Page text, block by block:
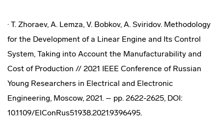
· T. Zhoraev, A. Lemza, V. Bobkov, A. Sviridov. Methodology
for the Development of a Linear Engine and Its Control
System, Taking into Account the Manufacturability and
Cost of Production // 2021 IEEE Conference of Russian
Young Researchers in Electrical and Electronic
Engineering, Moscow, 2021. – pp. 2622-2625, DOI:
10.1109/ElConRus51938.2021.9396495.